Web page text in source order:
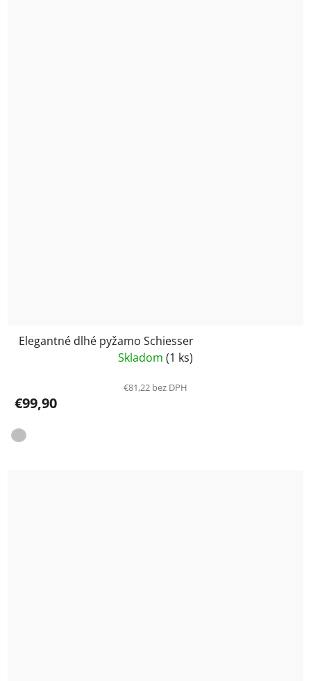
Elegantné dlhé pyžamo Schiesser
Skladom (1 ks)
€81,22 bez DPH
€99,90